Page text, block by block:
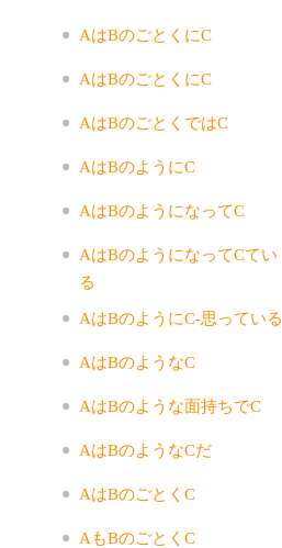
AはBのごとくにC
AはBのごとくにC
AはBのごとくではC
AはBのようにC
AはBのようになってC
AはBのようになってCてい
る
AはBのようにC-思っている
AはBのようなC
AはBのような面持ちでC
AはBのようなCだ
AはBのごとくC
AもBのごとくC